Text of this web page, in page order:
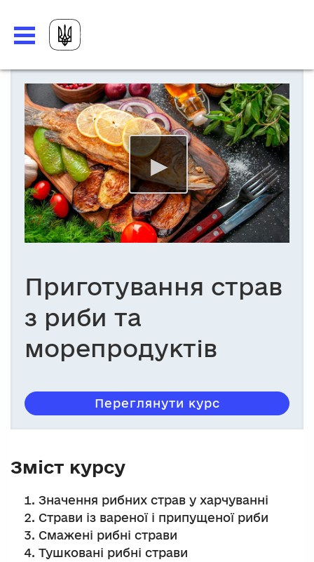
Приготування страв
з риби та
морепродуктів
Переглянути курс
Зміст курсу
Значення рибних страв у харчуванні
Страви із вареної і припущеної риби
Смажені рибні страви
Тушковані рибні страви